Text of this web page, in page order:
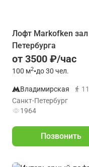
Лофт Markofken
Петербурга
от 3500 ₽/час
100 м2•до 30 чел.
Владимирская
Санкт-Петербург
1964
Позвонить